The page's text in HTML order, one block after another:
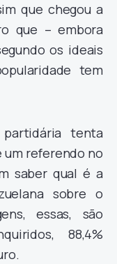
que chegou a
que – embora
os ideais
tem
tenta
um referendo no
saber qual é a
sobre o
essas, são
88,4%